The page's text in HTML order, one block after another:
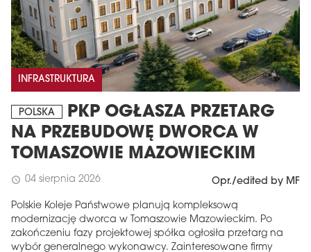
INFRASTRUKTURA
POLSKA
PKP OGŁASZA PRZETARG
NA PRZEBUDOWĘ DWORCA W
TOMASZOWIE MAZOWIECKIM
schedule 04 sierpnia 2026 Opr./edited by MF
Polskie Koleje Państwowe planują kompleksową
modernizację dworca w Tomaszowie Mazowieckim. Po
zakończeniu fazy projektowej spółka ogłosiła przetarg na
wybór generalnego wykonawcy. Zainteresowane firmy